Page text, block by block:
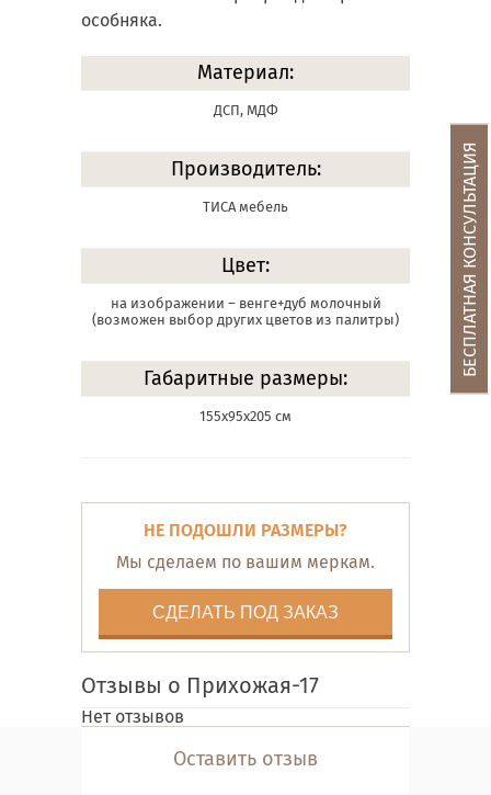
особняка.
Материал:
ДСП, МДФ
Производитель:
ТИСА мебель
Цвет:
на изображении – венге+дуб молочный
(возможен выбор других цветов из палитры)
Габаритные размеры:
155х95х205 см
НЕ ПОДОШЛИ РАЗМЕРЫ?
Мы сделаем по вашим меркам.
СДЕЛАТЬ ПОД ЗАКАЗ
Отзывы о Прихожая-17
Нет отзывов
Оставить отзыв
БЕСПЛАТНАЯ КОНСУЛЬТАЦИЯ